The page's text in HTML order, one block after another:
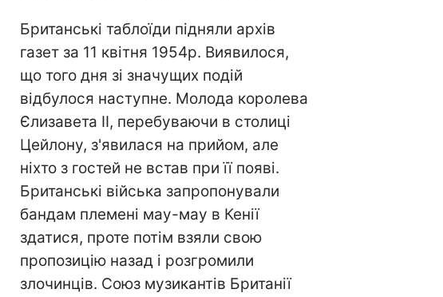
Британські таблоїди підняли архів
газет за 11 квітня 1954р. Виявилося,
що того дня зі значущих подій
відбулося наступне. Молода королева
Єлизавета II, перебуваючи в столиці
Цейлону, з'явилася на прийом, але
ніхто з гостей не встав при її появі.
Британські війська запропонували
бандам племені мау-мау в Кенії
здатися, проте потім взяли свою
пропозицію назад і розгромили
злочинців. Союз музикантів Британії